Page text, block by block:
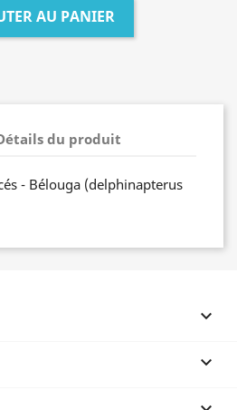
AU PANIER
du produit
- Bélouga (delphinapterus

